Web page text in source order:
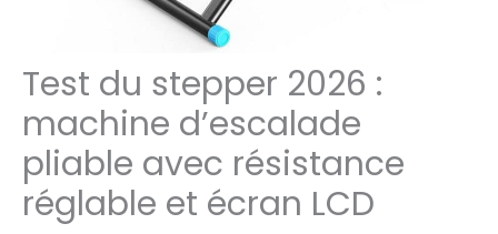
Test du stepper 2026 :
machine d’escalade
pliable avec résistance
réglable et écran LCD